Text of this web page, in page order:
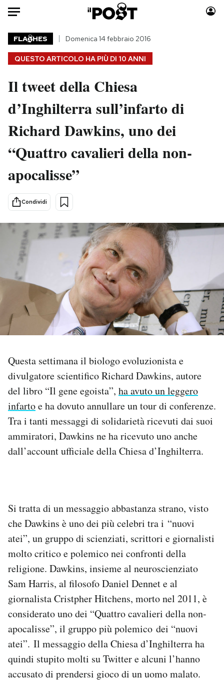
Auto
HOME
Italia
Politica
Tecnologia
Scienza
Cultura
Sport
Moda
Consumismi
Storie/Idee
Media
PODCAST
NEWSLETTER
I MIEI PREFERITI
CALENDARIO
AREA PERSONALE
Area Personale
Notifiche mobile
QUESTO ARTICOLO HA PIÙ DI 10 ANNI
FLA HES Domenica 14 febbraio 2016
Il tweet della Chiesa
d’Inghilterra sull’infarto di
Richard Dawkins, uno dei
“Quattro cavalieri della non-
apocalisse”
Condividi
Questa settimana il biologo evoluzionista e
divulgatore scientifico Richard Dawkins, autore
del libro “Il gene egoista”, ha avuto un leggero
infartoe ha dovuto annullare un tour di conferenze.
Tra i tanti messaggi di solidarietà ricevuti dai suoi
ammiratori, Dawkins ne ha ricevuto uno anche
dall’account ufficiale della Chiesa d’Inghilterra.
Si tratta di un messaggio abbastanza strano, visto
che Dawkins è uno dei più celebri tra i “nuovi
atei”, un gruppo di scienziati, scrittori e giornalisti
molto critico e polemico nei confronti della
religione. Dawkins, insieme al neuroscienziato
Sam Harris, al filosofo Daniel Dennet e al
giornalista Cristpher Hitchens, morto nel 2011, è
considerato uno dei “Quattro cavalieri della non-
apocalisse”, il gruppo più polemico dei “nuovi
atei”. Il messaggio della Chiesa d’Inghilterra ha
quindi stupito molti su Twitter e alcuni l’hanno
accusato di prendersi gioco di un uomo malato.